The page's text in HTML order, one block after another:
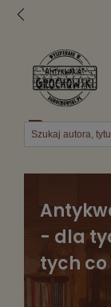
Menu
- dla
tych